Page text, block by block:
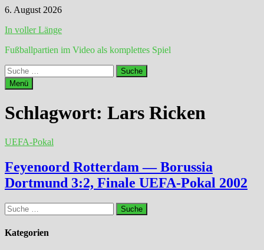
Zum
springen
6. August 2026
In voller Länge
Fußballpartien im Video als komplettes Spiel
Suche
nach:
Menü
Schlagwort: Lars Ricken
UEFA-Pokal
Feyenoord Rotterdam — Borussia
Dortmund 3:2, Finale UEFA-Pokal 2002
Suche
nach:
Kategorien